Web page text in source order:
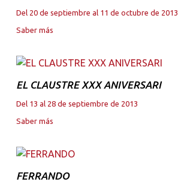
Del 20 de septiembre al 11 de octubre de 2013
Saber más
EL CLAUSTRE XXX ANIVERSARI
Del 13 al 28 de septiembre de 2013
Saber más
FERRANDO